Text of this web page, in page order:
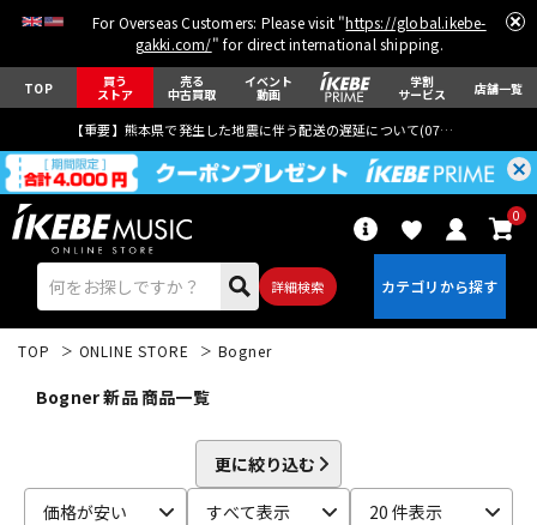
For Overseas Customers: Please visit "https://global.ikebe-
gakki.com/" for direct international shipping.
TOP 買う
ストア
売る
中古買取
イベント
動画
学割
サービス 店舗一覧
【重要】熊本県で発生した地震に伴う配送の遅延について(07月29日
詳細検索
0
エレキギター アコギ/エレアコ
TOP ONLINE STORE Bogner
Bogner 新品 商品一覧
更に絞り込む
価格が安い
すべて表示 20 件表示